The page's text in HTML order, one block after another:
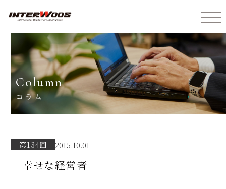
column
コラム
第134回 2015.10.01
「幸せな経営者」